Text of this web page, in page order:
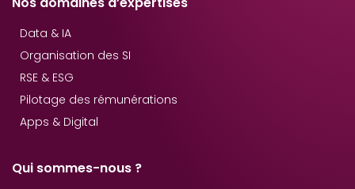
Data & IA
Organisation des SI
RSE & ESG
Pilotage des rémunérations
Apps & Digital
Qui sommes-nous ?